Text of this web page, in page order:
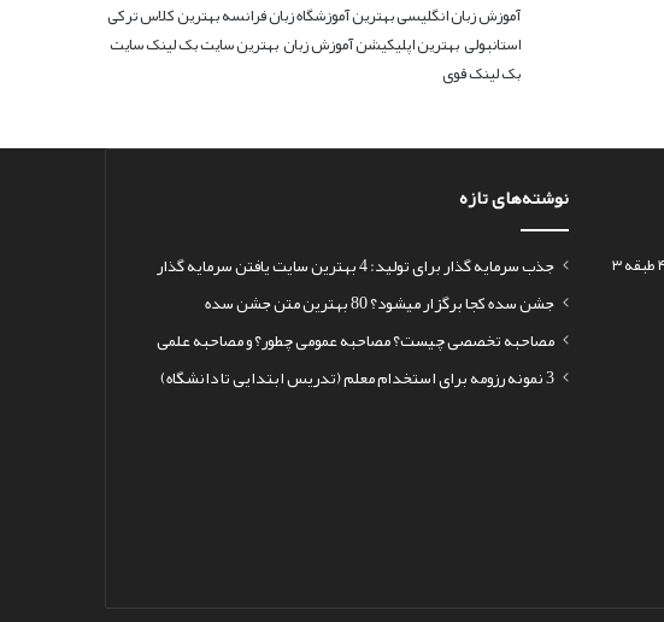
آموزش زبان انگلیسیبهترین آموزشگاه زبان فرانسهبهترین کلاس ترکی
استانبولیبهترین اپلیکیشن آموزش زبانبهترین سایت بک لینکسایت
بک لینک قوی
تهران، میدان ولیعصر، خیابان نجارها، ساختمان گلبرگ، شماره ۴ طبقه ۳
نوشته‌های تازه
جذب سرمایه گذار برای تولید: 4 بهترین سایت یافتن سرمایه گذار
جشن سده کجا برگزار میشود؟ 80 بهترین متن جشن سده
مصاحبه تخصصی چیست؟ مصاحبه عمومی چطور؟ و مصاحبه علمی
3 نمونه رزومه برای استخدام معلم (تدریس ابتدایی تا دانشگاه)